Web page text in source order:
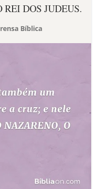
REI DOS JUDEUS.
Bíblica